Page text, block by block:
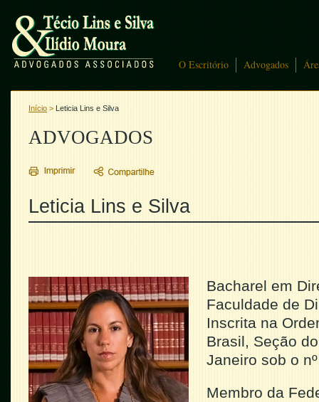
O Escritório Advogados
Início > Leticia Lins e Silva
ADVOGADOS
Leticia Lins e Silva
Bacharel em
Faculdade de
Inscrita na
Brasil, Seção
Janeiro sob o
Membro da